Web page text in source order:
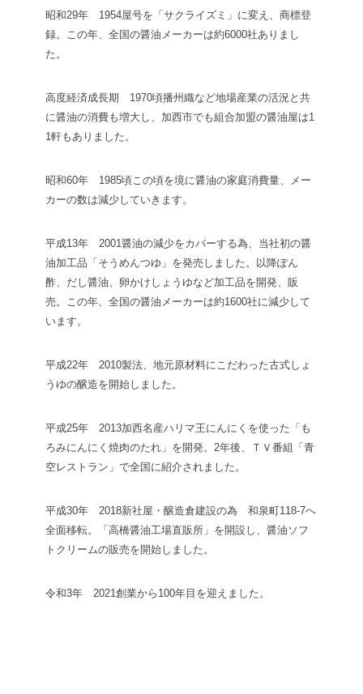
昭和29年 1954屋号を「サクライズミ」に変え、商標登
録。この年、全国の醤油メーカーは約6000社ありまし
た。
高度経済成長期 1970頃播州織など地場産業の活況と共
に醤油の消費も増大し、加西市でも組合加盟の醤油屋は1
1軒もありました。
昭和60年 1985頃この頃を境に醤油の家庭消費量、メー
カーの数は減少していきます。
平成13年 2001醤油の減少をカバーする為、当社初の醤
油加工品「そうめんつゆ」を発売しました。以降ぽん
酢、だし醤油、卵かけしょうゆなど加工品を開発、販
売。この年、全国の醤油メーカーは約1600社に減少して
います。
平成22年 2010製法、地元原材料にこだわった古式しょ
うゆの醸造を開始しました。
平成25年 2013加西名産ハリマ王にんにくを使った「も
ろみにんにく焼肉のたれ」を開発。2年後、ＴＶ番組「青
空レストラン」で全国に紹介されました。
平成30年 2018新社屋・醸造倉建設の為 和泉町118-7へ
全面移転。「高橋醤油工場直販所」を開設し、醤油ソフ
トクリームの販売を開始しました。
令和3年 2021創業から100年目を迎えました。